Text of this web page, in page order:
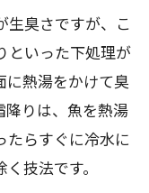
生臭さですが、こ
といった下処理が
に熱湯をかけて臭
降りは、魚を熱湯
たらすぐに冷水に
技法です。